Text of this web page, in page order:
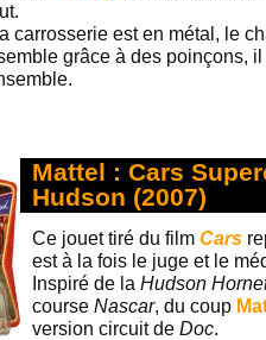
carrosserie est en métal, le
grâce à des poinçons,
Mattel : Cars
Hudson (2007)
Ce jouet tiré du film Cars
est à la fois le juge et le
Inspiré de la Hudson
course Nascar, du coup
version circuit de Doc.